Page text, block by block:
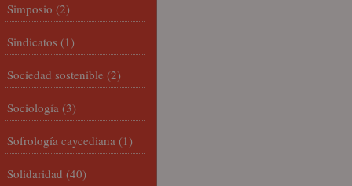
Simposio (2)
Sindicatos (1)
Sociedad sostenible (2)
Sociología (3)
Sofrología caycediana (1)
Solidaridad (40)